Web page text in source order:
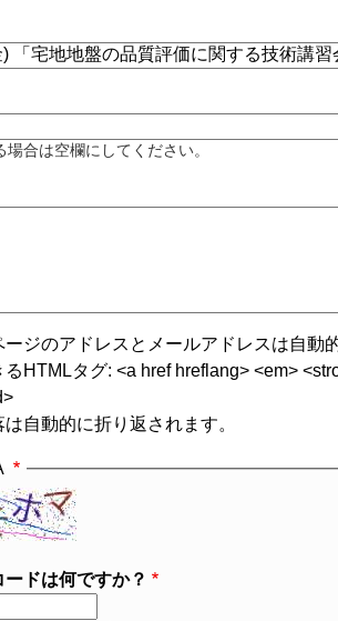
場合は空欄にしてください。
ージのアドレスとメールアドレスは自動
るHTMLタグ: <a href hreflang> <em>
自動的に折り返されます。
ドは何ですか？